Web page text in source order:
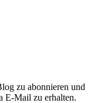
zu abonnieren und
E-Mail zu erhalten.